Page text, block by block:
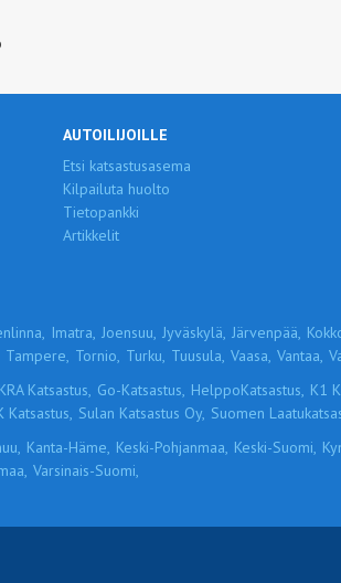
AUTOILIJOILLE
Etsi katsastusasema
Kilpailuta huolto
Tietopankki
Artikkelit
Imatra, Joensuu, Jyväskylä, Järvenpää,
Tampere, Tornio, Turku, Tuusula, Vaasa, Vantaa,
Katsastus, Go-Katsastus, HelppoKatsastus, K1
Katsastus, Sulan Katsastus Oy, Suomen
Kanta-Häme, Keski-Pohjanmaa, Keski-Suomi,
Varsinais-Suomi,